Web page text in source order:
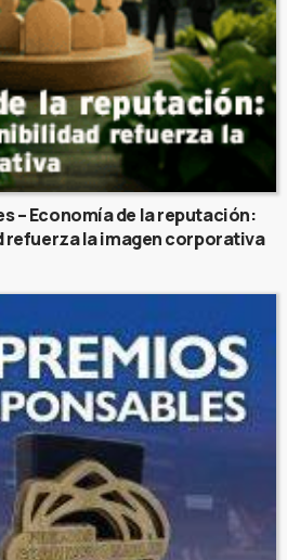
– Economía de la reputación:
refuerza la imagen corporativa